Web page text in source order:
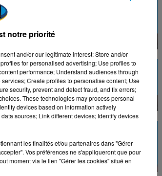
« Le monde
notre priorité
and/or our legitimate interest: Store and/or
for personalised advertising; Use profiles to
performance; Understand audiences through
Create profiles to personalise content; Use
security, prevent and detect fraud, and fix errors;
These technologies may process personal
devices based on information actively
sources; Link different devices; Identify devices
les finalités et/ou partenaires dans "Gérer
Vos préférences ne s'appliqueront que pour
moment via le lien "Gérer les cookies" situé en